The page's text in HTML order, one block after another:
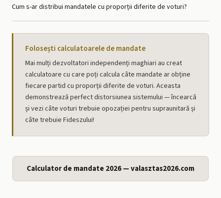
Cum s-ar distribui mandatele cu proporții diferite de voturi?
Folosești calculatoarele de mandate
Mai mulți dezvoltatori independenți maghiari au creat
calculatoare cu care poți calcula câte mandate ar obține
fiecare partid cu proporții diferite de voturi. Aceasta
demonstrează perfect distorsiunea sistemului — încearcă
și vezi câte voturi trebuie opozației pentru supraunitară și
câte trebuie Fideszului!
Calculator de mandate 2026 — valasztas2026.com